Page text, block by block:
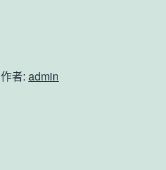
作者: admin